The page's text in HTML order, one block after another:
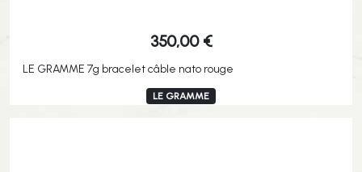
350,00 €
LE GRAMME 7g bracelet câble nato rouge
LE GRAMME